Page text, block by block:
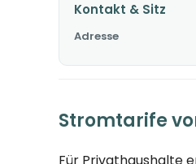
Kontakt & Sitz
Adresse
Stromtarife